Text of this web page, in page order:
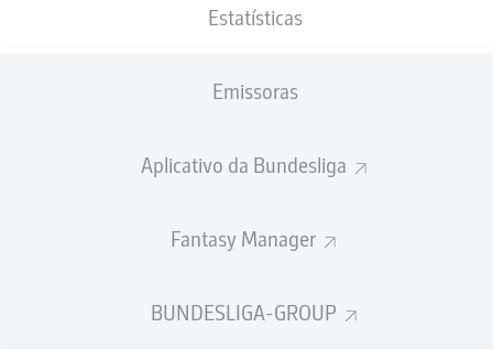
Estatísticas
Emissoras
Aplicativo da Bundesliga
Fantasy Manager
BUNDESLIGA-GROUP
ESTATÍSTICAS DA